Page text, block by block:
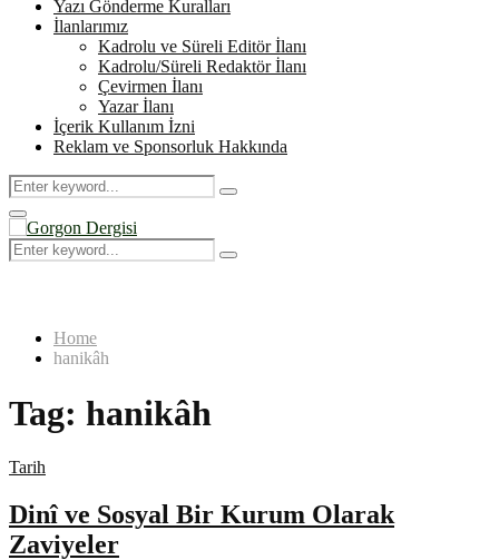
Yazı Gönderme Kuralları
İlanlarımız
Kadrolu ve Süreli Editör İlanı
Kadrolu/Süreli Redaktör İlanı
Çevirmen İlanı
Yazar İlanı
İçerik Kullanım İzni
Reklam ve Sponsorluk Hakkında
Search
for:
Search
Primary
Menu
Search
for:
Search
Home
hanikâh
Tag: hanikâh
Tarih
Dinî ve Sosyal Bir Kurum Olarak
Zaviyeler